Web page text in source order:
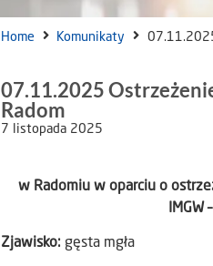
Home Komunikaty
07.11.2025
Radom
7 listopada 2025
w Radomiu w oparciu o
IMGW
Zjawisko: gęsta mgła